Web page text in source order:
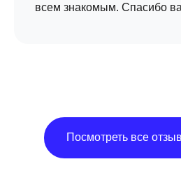
всем знакомым. Спасибо
Посмотреть все